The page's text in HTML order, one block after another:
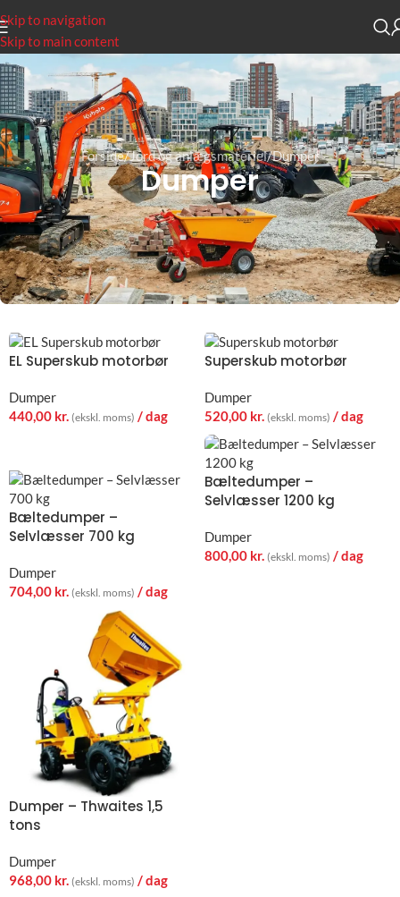
Skip to navigation
Skip to main content
Forside Jord og anlægsmateriel Dumper
Dumper
EL Superskub motorbør
Dumper
440,00 kr. (ekskl. moms) / dag
Superskub motorbør
Dumper
520,00 kr. (ekskl. moms) / dag
Bæltedumper –
Selvlæsser 700 kg
Dumper
704,00 kr. (ekskl. moms) / dag
Bæltedumper –
Selvlæsser 1200 kg
Dumper
800,00 kr. (ekskl. moms) / dag
Dumper – Thwaites 1,5
tons
Dumper
968,00 kr. (ekskl. moms) / dag